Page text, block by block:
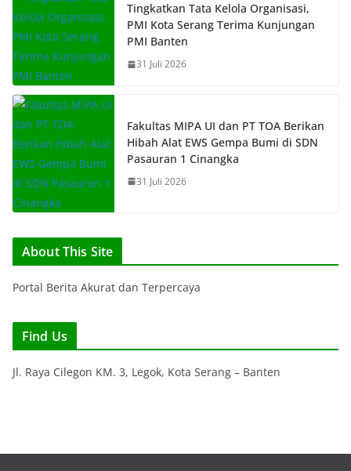
Tingkatkan Tata Kelola Organisasi,
PMI Kota Serang Terima Kunjungan
PMI Banten
31 Juli 2026
Fakultas MIPA UI dan PT TOA Berikan
Hibah Alat EWS Gempa Bumi di SDN
Pasauran 1 Cinangka
31 Juli 2026
About This Site
Portal Berita Akurat dan Terpercaya
Find Us
Jl. Raya Cilegon KM. 3, Legok, Kota Serang – Banten